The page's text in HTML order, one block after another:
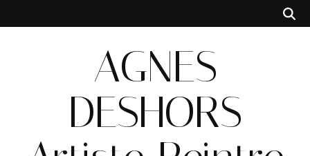
AGNES
DESHORS